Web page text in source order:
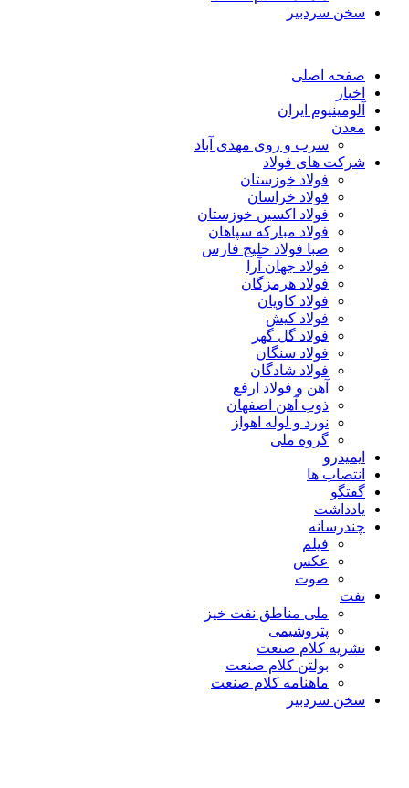
سخن سردبیر
صفحه اصلی
اخبار
آلومینیوم ایران
معدن
سرب و روی مهدی آباد
شرکت های فولاد
فولاد خوزستان
فولاد خراسان
فولاد اکسین خوزستان
فولاد مبارکه سپاهان
صبا فولاد خلیج فارس
فولاد جهان آرا
فولاد هرمزگان
فولاد کاویان
فولاد کیش
فولاد گل گهر
فولاد سنگان
فولاد شادگان
آهن و فولاد ارفع
ذوب آهن اصفهان
نورد و لوله اهواز
گروه ملی
ایمیدرو
انتصاب ها
گفتگو
یادداشت
چندرسانه
فیلم
عکس
صوت
نفت
ملی مناطق نفت خیز
پتروشیمی
نشریه کلام صنعت
بولتن کلام صنعت
ماهنامه کلام صنعت
سخن سردبیر